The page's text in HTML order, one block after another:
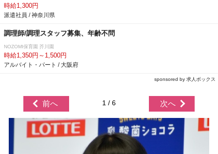
時給1,300円
派遣社員 / 神奈川県
調理師/調理スタッフ募集、年齢不問
NOZOMI保育園 芥川園
時給1,350円～1,500円
アルバイト・パート / 大阪府
sponsored by 求人ボックス
前へ 1 / 6 次へ